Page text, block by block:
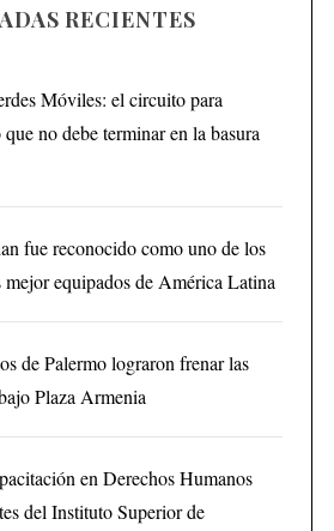
RECIENTES
Móviles: el circuito para
no debe terminar en la basura
fue reconocido como uno de los
mejor equipados de América Latina
de Palermo lograron frenar las
Plaza Armenia
en Derechos Humanos
del Instituto Superior de